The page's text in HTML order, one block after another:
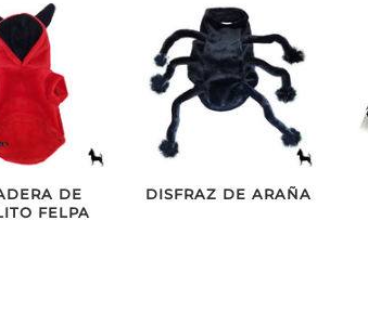
DE
FELPA
DISFRAZ DE ARAÑA